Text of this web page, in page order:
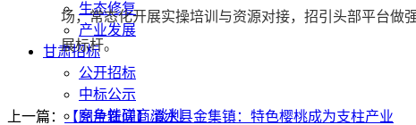
生态修复
产业发展
甘肃招标
公开招标
中标公示
竞争性磋商/谈判
场，常态化开展实操培训与资源对接，招引头部平台做
展标杆。
上一篇：【图片新闻】清水县金集镇：特色樱桃成为支柱产业